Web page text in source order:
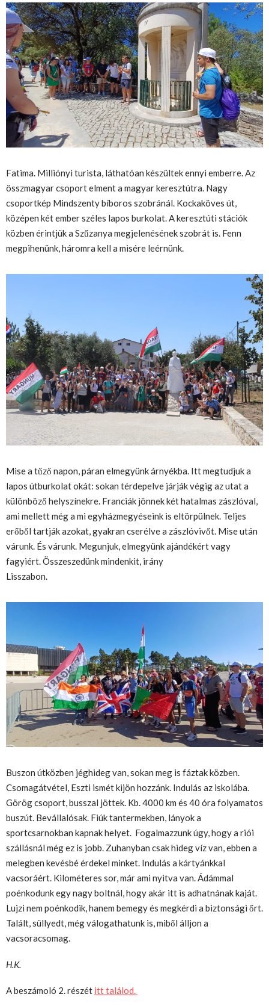
Fatima. Milliónyi turista, láthatóan készültek ennyi emberre. Az
összmagyar csoport elment a magyar keresztútra. Nagy
csoportkép Mindszenty bíboros szobránál. Kockaköves út,
középen két ember széles lapos burkolat. A keresztúti stációk
közben érintjük a Szűzanya megjelenésének szobrát is. Fenn
megpihenünk, háromra kell a misére leérnünk.
Mise a tűző napon, páran elmegyünk árnyékba. Itt megtudjuk a
lapos útburkolat okát: sokan térdepelve járják végig az utat a
különböző helyszínekre. Franciák jönnek két hatalmas zászlóval,
ami mellett még a mi egyházmegyéseink is eltörpülnek. Teljes
erőből tartják azokat, gyakran cserélve a zászlóvivőt. Mise után
várunk. És várunk. Megunjuk, elmegyünk ajándékért vagy
fagyiért. Összeszedünk mindenkit, irány
Lisszabon.
Buszon útközben jéghideg van, sokan meg is fáztak közben.
Csomagátvétel, Eszti ismét kijön hozzánk. Indulás az iskolába.
Görög csoport, busszal jöttek. Kb. 4000 km és 40 óra folyamatos
buszút. Bevállalósak. Fiúk tantermekben, lányok a
sportcsarnokban kapnak helyet. Fogalmazzunk úgy, hogy a riói
szállásnál még ez is jobb. Zuhanyban csak hideg víz van, ebben a
melegben kevésbé érdekel minket. Indulás a kártyánkkal
vacsoráért. Kilométeres sor, már ami nyitva van. Ádámmal
poénkodunk egy nagy boltnál, hogy akár itt is adhatnának kaját.
Lujzi nem poénkodik, hanem bemegy és megkérdi a biztonsági őrt.
Talált, süllyedt, még válogathatunk is, miből álljon a
vacsoracsomag.
H.K.
A beszámoló 2. részét itt találod.